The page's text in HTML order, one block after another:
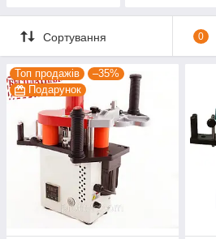
Сортування 0
Топ продажів
–35%
Подарунок